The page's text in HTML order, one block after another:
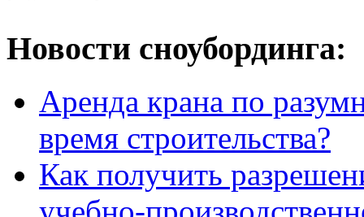
Новости сноубординга:
Аренда крана по
время строительства?
Как получить